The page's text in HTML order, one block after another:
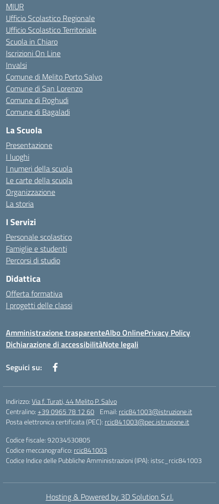
MIUR
Ufficio Scolastico Regionale
Ufficio Scolastico Territoriale
Scuola in Chiaro
Iscrizioni On Line
Invalsi
Comune di Melito Porto Salvo
Comune di San Lorenzo
Comune di Roghudi
Comune di Bagaladi
La Scuola
Presentazione
I luoghi
I numeri della scuola
Le carte della scuola
Organizzazione
La storia
I Servizi
Personale scolastico
Famiglie e studenti
Percorsi di studio
Didattica
Offerta formativa
I progetti delle classi
Amministrazione trasparenteAlbo OnlinePrivacy Policy
Dichiarazione di accessibilitàNote legali
Seguici su:
Indirizzo:Via f. Turati, 44 Melito P. Salvo
Centralino:+39 0965 78 12 60 Email: rcic841003@istruzione.it
Posta elettronica certificata (PEC): rcic841003@pec.istruzione.it
Codice fiscale: 92034530805
Codice meccanografico: rcic841003
Codice Indice delle Pubbliche Amministrazioni (IPA): istsc_rcic841003
Hosting & Powered by 3D Solution S.r.l.